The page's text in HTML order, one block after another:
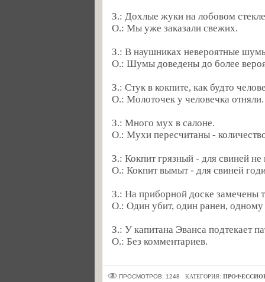
З.: Дохлые жуки на лобовом
О.: Мы уже заказали свежих.
З.: В наушниках невероятные
О.: Шумы доведены до более
З.: Стук в кокпите, как будто
О.: Молоточек у человечка отняли.
З.: Много мух в салоне.
О.: Мухи пересчитаны - количество
З.: Кокпит грязный - для свиней не
О.: Кокпит вымыт - для свиней
З.: Hа приборной доске замечены
О.: Один убит, один ранен, одному
З.: У капитана Эванса подтекает
О.: Без комментариев.
ПРОСМОТРОВ: 1248 КАТЕГОРИЯ: